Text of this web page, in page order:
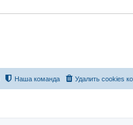
Удалить cookies
Наша команда